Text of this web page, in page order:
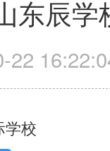
东辰
22
学校